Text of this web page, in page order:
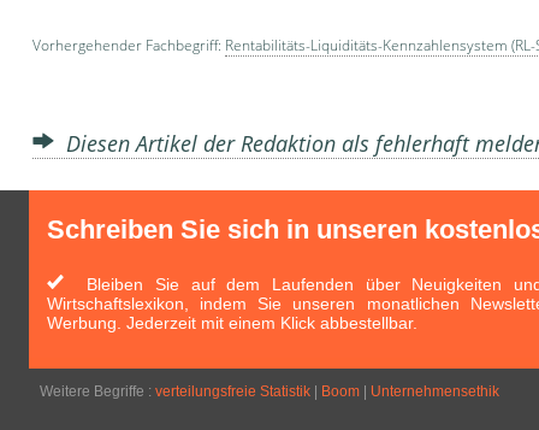
Vorhergehender Fachbegriff: Rentabilitäts-Liquiditäts-Kennzahlensystem
Diesen Artikel der Redaktion als fehlerhaft
Schreiben Sie sich in unseren
Bleiben Sie auf dem Laufenden über Neuigkeiten
Wirtschaftslexikon, indem Sie unseren monatlichen
Werbung. Jederzeit mit einem Klick abbestellbar.
Weitere Begriffe : verteilungsfreie Statistik Boom Unternehmensethik